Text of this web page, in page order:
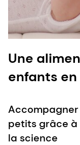
Une
enfants
petits grâce à
la science